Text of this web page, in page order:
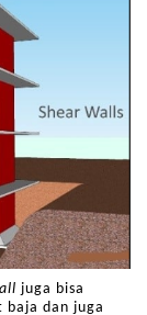
juga bisa
baja dan juga